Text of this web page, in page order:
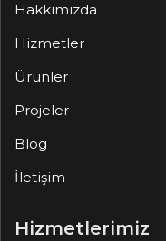
Hakkımızda
Hizmetler
Ürünler
Projeler
Blog
İletişim
Hizmetlerimiz